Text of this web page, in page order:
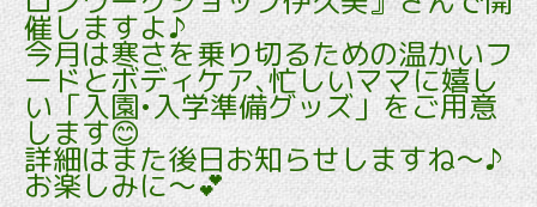
催しますよ♪
今月は寒さを乗り切るための温かいフ
ードとボディケア､忙しいママに嬉し
い「入園•入学準備グッズ」をご用意
します😊
詳細はまた後日お知らせしますね～♪
お楽しみに～💕